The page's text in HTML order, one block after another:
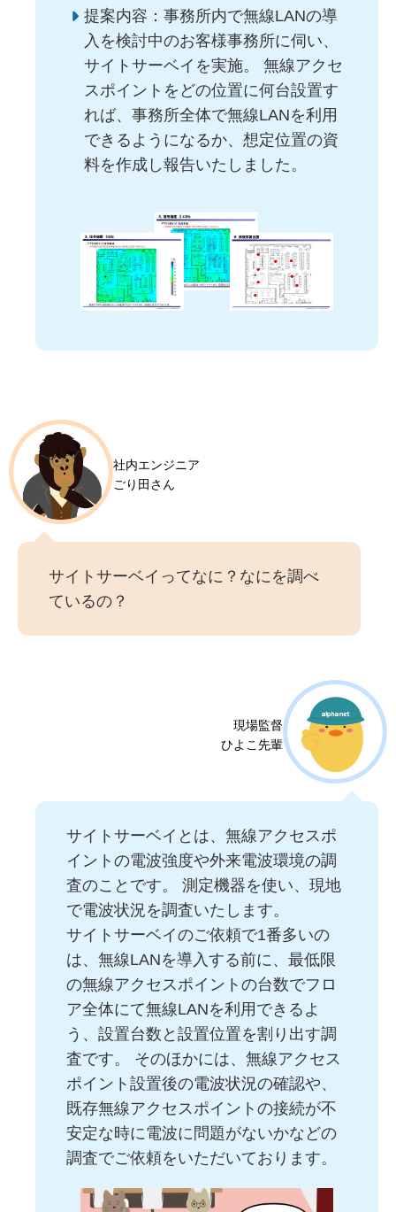
提案内容：事務所内で無線LANの導
入を検討中のお客様事務所に伺い、
サイトサーベイを実施。 無線アクセ
スポイントをどの位置に何台設置す
れば、事務所全体で無線LANを利用
できるようになるか、想定位置の資
料を作成し報告いたしました。
社内エンジニア
ごり田さん
サイトサーベイってなに？なにを調べ
ているの？
現場監督
ひよこ先輩
サイトサーベイとは、無線アクセスポ
イントの電波強度や外来電波環境の調
査のことです。 測定機器を使い、現地
で電波状況を調査いたします。
サイトサーベイのご依頼で1番多いの
は、無線LANを導入する前に、最低限
の無線アクセスポイントの台数でフロ
ア全体にて無線LANを利用できるよ
う、設置台数と設置位置を割り出す調
査です。 そのほかには、無線アクセス
ポイント設置後の電波状況の確認や、
既存無線アクセスポイントの接続が不
安定な時に電波に問題がないかなどの
調査でご依頼をいただいております。